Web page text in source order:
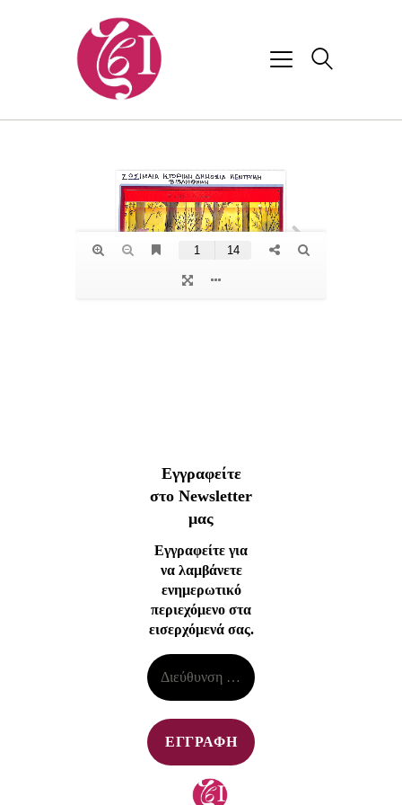
Εγγραφείτε
στο Newsletter
μας
Εγγραφείτε για
να λαμβάνετε
ενημερωτικό
περιεχόμενο στα
εισερχόμενά σας.